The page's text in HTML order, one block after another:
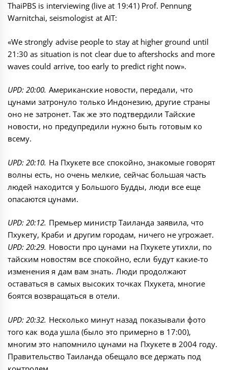
ThaiPBS is interviewing (live at 19:41) Prof. Pennung
Warnitchai, seismologist at AIT:
«We strongly advise people to stay at higher ground until
21:30 as situation is not clear due to aftershocks and more
waves could arrive, too early to predict right now».
UPD: 20:00. Американские новости, передали, что
цунами затронуло только Индонезию, другие страны
оно не затронет. Так же это подтвердили Тайские
новости, но предупредили нужно быть готовым ко
всему.
UPD: 20:10. На Пхукете все спокойно, знакомые говорят
волны есть, но очень мелкие, сейчас большая часть
людей находится у Большого Будды, люди все еще
опасаются цунами.
UPD: 20:12. Премьер министр Таиланда заявила, что
Пхукету, Краби и другим городам, ничего не угрожает.
UPD: 20:29. Новости про цунами на Пхукете утихли, по
тайским новостям все спокойно, если будут какие-то
изменения я дам вам знать. Люди продолжают
оставаться в самых высоких точках Пхукета, многие
боятся возвращаться в отели.
UPD: 20:32. Несколько минут назад показывали фото
того как вода ушла (было это примерно в 17:00),
многим это напомнило цунами на Пхукете в 2004 году.
Правительство Таиланда обещало все держать под